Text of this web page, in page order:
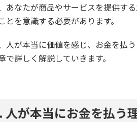
あなたが商品やサービスを提供す
とを意識する必要があります。
人が本当に価値を感じ、お金を払
で詳しく解説していきます。
人が本当にお金を払う